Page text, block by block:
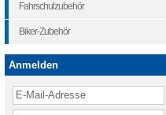
Fahrschulzubehör
Biker-Zubehör
Anmelden